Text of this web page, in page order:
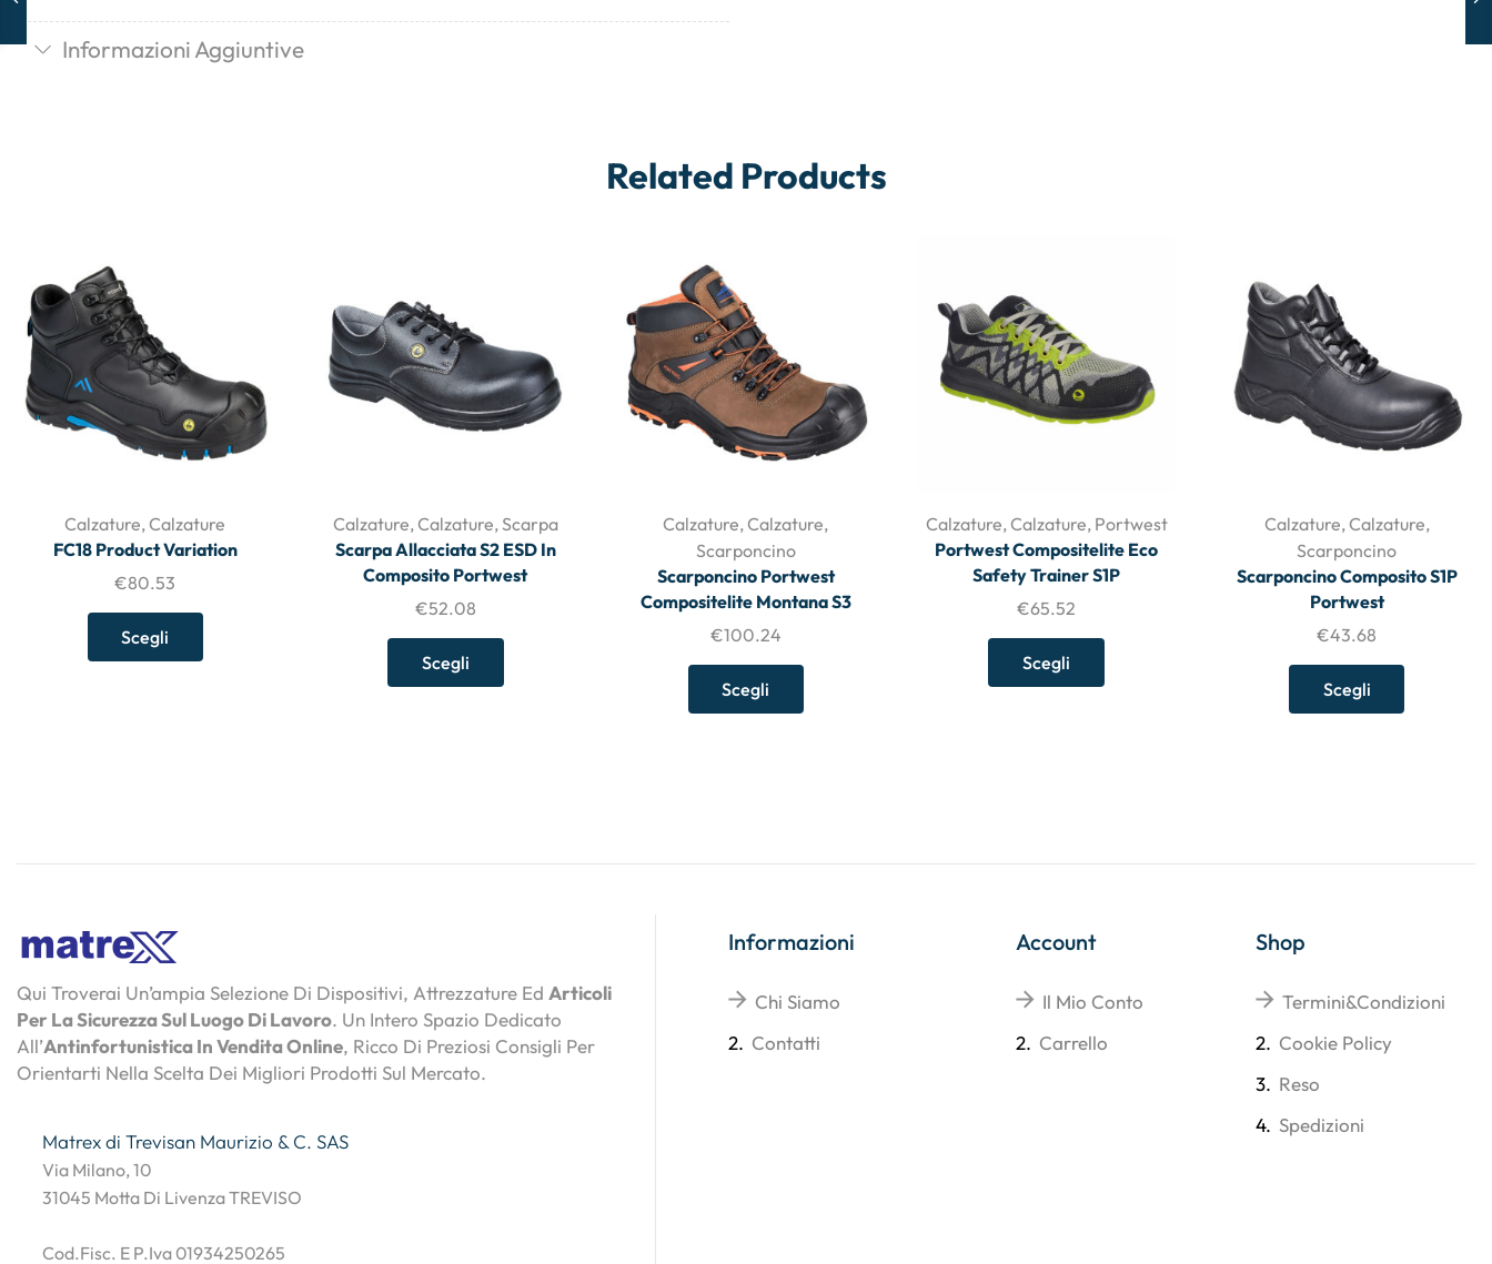
Informazioni Aggiuntive
Related Products
Calzature,Calzature
FC18 Product Variation
€80.53
Scegli
Calzature, Calzature, Scarpa
Scarpa Allacciata S2 ESD In
Composito Portwest
€52.08
Scegli
Calzature,Calzature,
Scarponcino
Scarponcino Portwest
Compositelite Montana S3
€100.24
Scegli
Calzature, Calzature, Portwest
Portwest Compositelite Eco
Safety Trainer S1P
€65.52
Scegli
Calzature, Calzature,
Scarponcino
Scarponcino Composito S1P
Portwest
€43.68
Scegli
Qui Troverai Un’ampia Selezione Di Dispositivi, Attrezzature Ed Articoli
Per La Sicurezza Sul Luogo Di Lavoro. Un Intero Spazio Dedicato
All’Antinfortunistica In Vendita Online, Ricco Di Preziosi Consigli Per
Orientarti Nella Scelta Dei Migliori Prodotti Sul Mercato.
Matrex di Trevisan Maurizio & C. SAS
Via Milano, 10
31045 Motta Di Livenza TREVISO
Cod.Fisc. E P.Iva 01934250265
Informazioni
Chi Siamo
2. Contatti
Account
Il Mio Conto
2. Carrello
Shop
Termini&Condizioni
2. Cookie Policy
3. Reso
4. Spedizioni